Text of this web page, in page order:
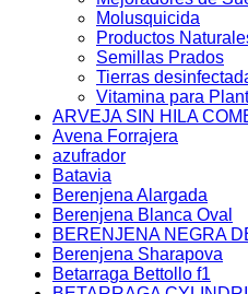
Molusquicida
Productos
Semillas Prados
Tierras
Vitamina para
ARVEJA SIN HILA
Avena Forrajera
azufrador
Batavia
Berenjena Alargada
Berenjena Blanca Oval
BERENJENA NEGRA
Berenjena Sharapova
Betarraga Bettollo f1